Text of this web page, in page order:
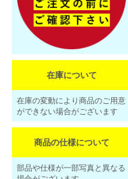
在庫について
在庫の変動により商品のご用意
ができない場合がございます
商品の仕様について
部品や仕様が一部写真と異なる